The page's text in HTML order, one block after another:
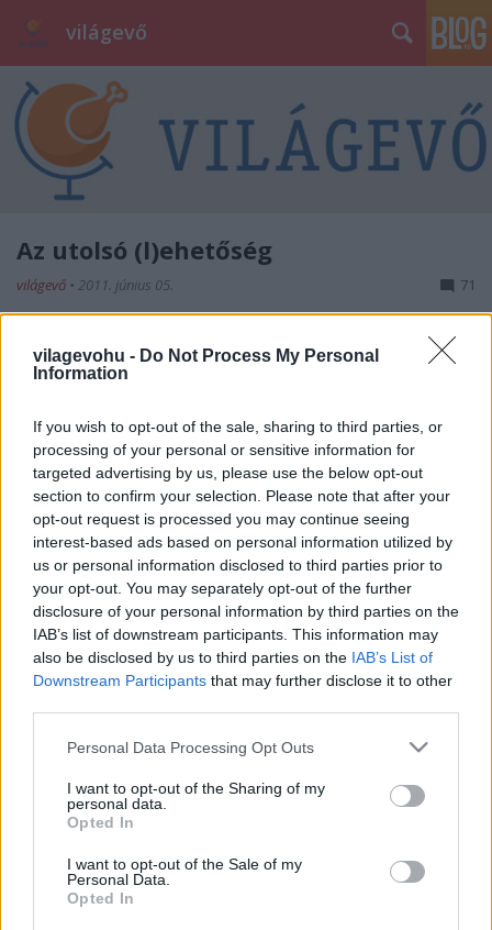
vilagevohu - Do Not Process My Personal
Information
If you wish to opt-out of the sale, sharing to third parties, or
processing of your personal or sensitive information for
targeted advertising by us, please use the below opt-out
section to confirm your selection. Please note that after your
opt-out request is processed you may continue seeing
interest-based ads based on personal information utilized by
us or personal information disclosed to third parties prior to
your opt-out. You may separately opt-out of the further
disclosure of your personal information by third parties on the
IAB’s list of downstream participants. This information may
also be disclosed by us to third parties on the IAB’s List of
Downstream Participants that may further disclose it to other
Please note that this website/app uses one or more Google
not limited to your visit or usage behaviour. You may click to
grant or deny consent to Google and its third-party tags to
use your data for below specified purposes in below Google
consent section.
Personal Data Processing Opt Outs
I want to opt-out of the Sharing of my
personal data.
Opted In
I want to opt-out of the Sale of my
Personal Data.
Opted In
világevő
Az utolsó (l)ehetőség
világevő • 2011. június 05. 71
Ma van a Budai Gourmet zárónapja, aki eddig
valamiért hezitált vagy nem ért rá, itt az utolsó
gasztroeseményéből! Íme a tegnapi
gasztrokalandjaim a Millenáris Parkban képekben,
ma nekifutok még egyszer, rengeteg mindent nem
kóstoltam…
Hiányzás csakis igazolással!
világevő •2011. június 03.
Tegnap volt a Budai Gourmet 0., azaz szakmai
napja, aminek a kapcsán begyűjtöttem rengeteg
véleményt az eseményről. Beszéltem éttermesekkel,
séfekkel, kiállítókkal, újságírókkal, vendégekkel, és
az a meglepő kép kezdett kibontakozni, hogy
mindenki rettenetesen boldog, hogy van…